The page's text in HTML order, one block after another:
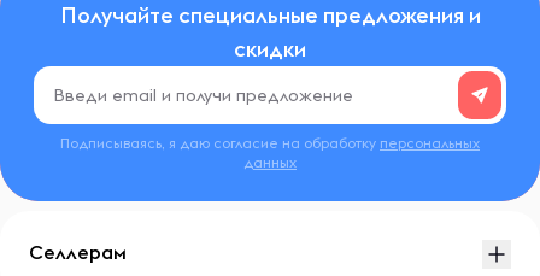
Получайте специальные предложения и
скидки
Подписываясь, я даю согласие на обработку персональных
данных
Селлерам